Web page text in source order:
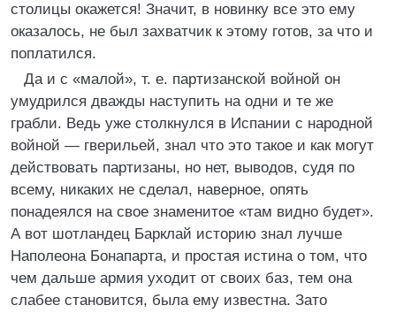
столицы окажется! Значит, в новинку все это ему
оказалось, не был захватчик к этому готов, за что и
поплатился.
Да и с «малой», т. е. партизанской войной он
умудрился дважды наступить на одни и те же
грабли. Ведь уже столкнулся в Испании с народной
войной — гверильей, знал что это такое и как могут
действовать партизаны, но нет, выводов, судя по
всему, никаких не сделал, наверное, опять
понадеялся на свое знаменитое «там видно будет».
А вот шотландец Барклай историю знал лучше
Наполеона Бонапарта, и простая истина о том, что
чем дальше армия уходит от своих баз, тем она
слабее становится, была ему известна. Зато